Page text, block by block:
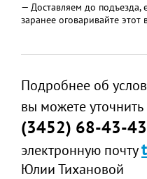
— Доставляем до
заранее оговаривайте
Подробнее об
вы можете
(3452) 68-43-43
электронную почту
Юлии Тихановой